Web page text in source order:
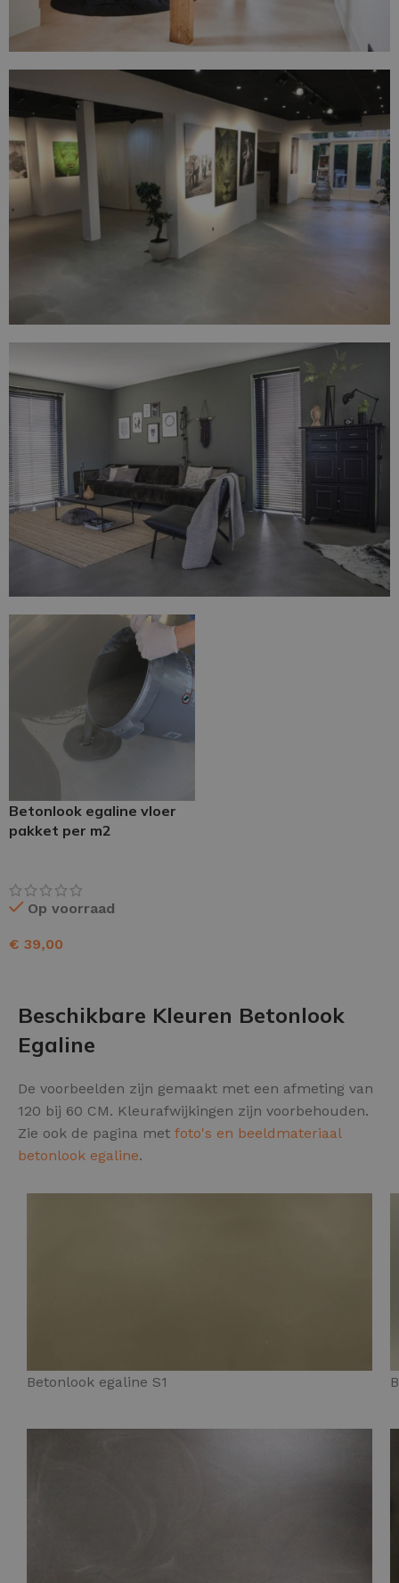
Betonlook egaline vloer
pakket per m2
Op voorraad
€ 39,00
Beschikbare Kleuren Betonlook
Egaline
De voorbeelden zijn gemaakt met een afmeting van
120 bij 60 CM. Kleurafwijkingen zijn voorbehouden.
Zie ook de pagina met foto's en beeldmateriaal
betonlook egaline.
Betonlook egaline S1